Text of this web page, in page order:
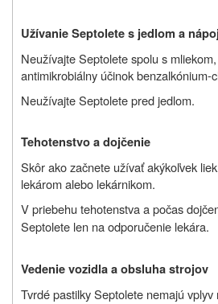
Užívanie Septolete s jedlom a
Neužívajte Septolete spolu s
antimikrobiálny účinok benzalkónium-
Neužívajte Septolete pred jedlom.
Tehotenstvo a dojčenie
Skôr ako začnete užívať akýkoľvek
lekárom alebo lekárnikom.
V priebehu tehotenstva a počas
Septolete len na odporučenie lekára.
Vedenie vozidla a obsluha strojov
Tvrdé pastilky Septolete nemajú